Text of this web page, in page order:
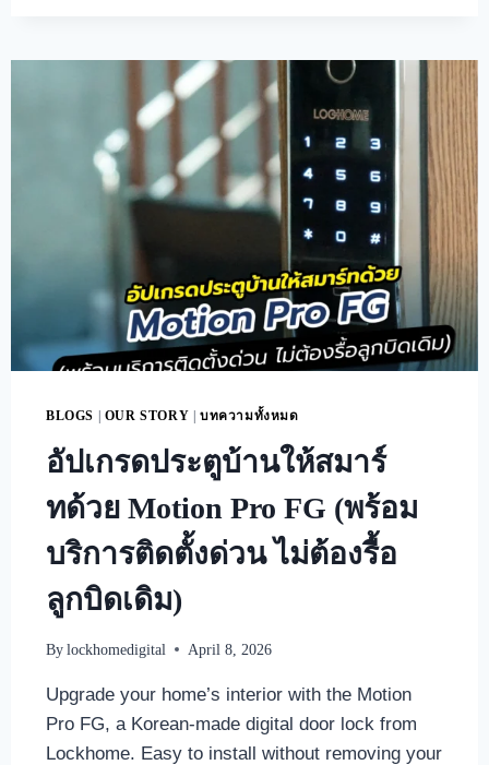
BLOGS OUR STORY บทความทั้งหมด
อัปเกรดประตูบ้านให้สมาร์
ทด้วย Motion Pro FG (พร้อม
บริการติดตั้งด่วน ไม่ต้องรื้อ
ลูกบิดเดิม)
By lockhomedigital April 8, 2026
Upgrade your home’s interior with the Motion
Pro FG, a Korean-made digital door lock from
Lockhome. Easy to install without removing your